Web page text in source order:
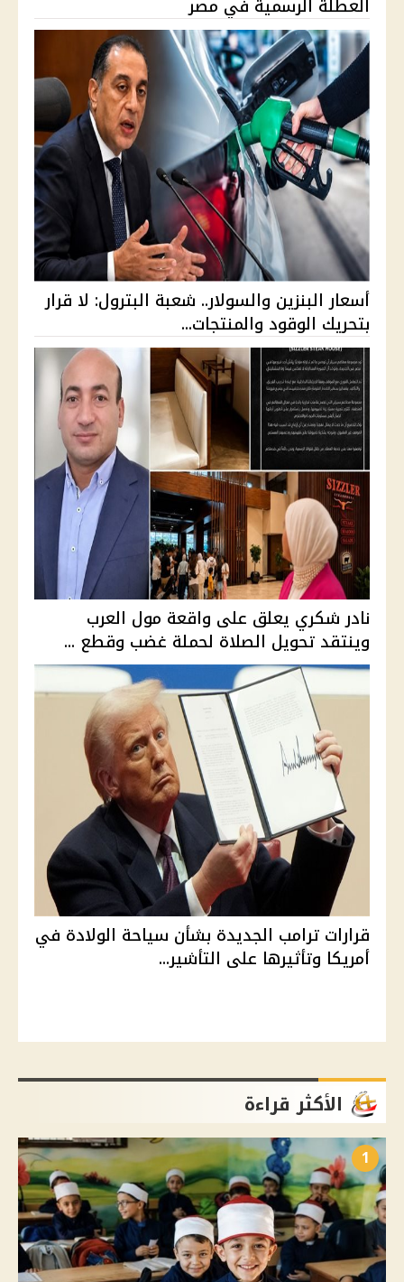
أسعار البنزين والسولار.. شعبة البترول: لا قرار
بتحريك الوقود والمنتجات...
نادر شكري يعلق على واقعة مول العرب
وينتقد تحويل الصلاة لحملة غضب وقطع ...
قرارات ترامب الجديدة بشأن سياحة الولادة في
أمريكا وتأثيرها على التأشير...
الأكثر قراءة
1